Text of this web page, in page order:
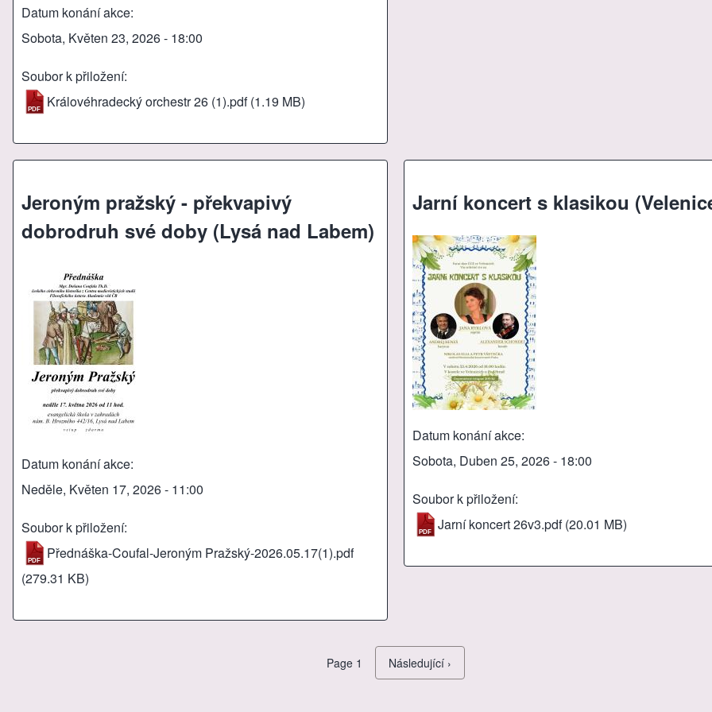
Datum konání akce
Sobota, Květen 23, 2026 - 18:00
Soubor k přiložení
Královéhradecký orchestr 26 (1).pdf (1.19 MB)
Jeroným pražský - překvapivý
dobrodruh své doby (Lysá nad Labem)
Datum konání akce
Neděle, Květen 17, 2026 - 11:00
Soubor k přiložení
Přednáška-Coufal-Jeroným Pražský-2026.05.17(1).pdf
(279.31 KB)
Jarní koncert s klasikou
Datum konání akce
Sobota, Duben 25, 2026 - 18:00
Soubor k přiložení
Jarní koncert 26v3.pdf (20.01 MB)
Pagination
Page 1 Následující stránka
Následující ›